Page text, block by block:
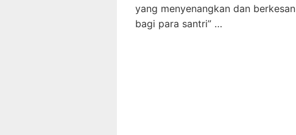
yang menyenangkan dan berkesan
bagi para santri” …